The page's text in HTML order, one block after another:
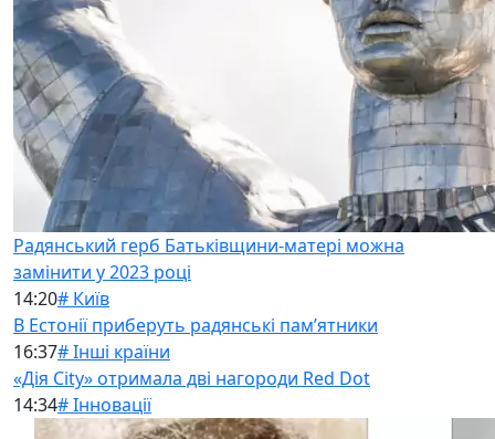
Радянський герб Батьківщини-матері можна
замінити у 2023 році
14:20# Київ
В Естонії приберуть радянські памʼятники
16:37# Інші країни
«Дія City» отримала дві нагороди Red Dot
14:34# Інновації